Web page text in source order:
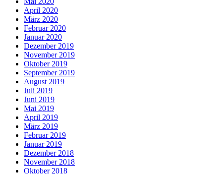
April 2020
März 2020
Februar 2020
Januar 2020
Dezember 2019
November 2019
Oktober 2019
September 2019
August 2019
Juli 2019
Juni 2019
Mai 2019
April 2019
März 2019
Februar 2019
Januar 2019
Dezember 2018
November 2018
Oktober 2018